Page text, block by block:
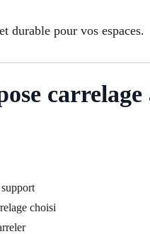
durable pour vos espaces.
choisi